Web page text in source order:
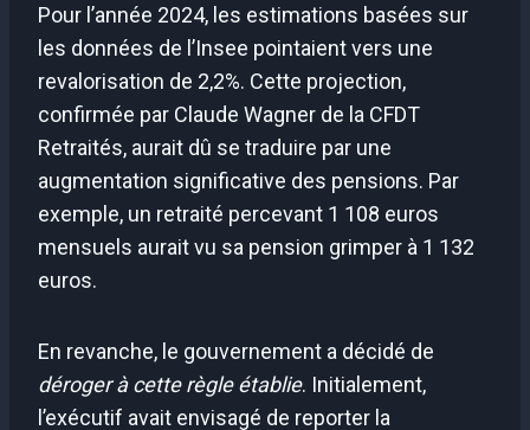
Pour l’année 2024, les estimations basées sur
les données de l’Insee pointaient vers une
revalorisation de 2,2%. Cette projection,
confirmée par Claude Wagner de la CFDT
Retraités, aurait dû se traduire par une
augmentation significative des pensions. Par
exemple, un retraité percevant 1 108 euros
mensuels aurait vu sa pension grimper à 1 132
euros.
En revanche, le gouvernement a décidé de
déroger à cette règle établie. Initialement,
l’exécutif avait envisagé de reporter la